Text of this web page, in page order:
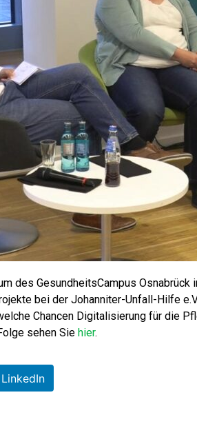
des GesundheitsCampus
bei der Johanniter-Unfall-Hilfe
Chancen Digitalisierung für die
sehen Sie hier.
LinkedIn